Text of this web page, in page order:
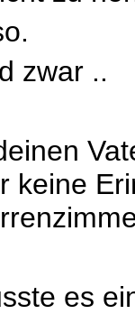
zwar ..
keine
es